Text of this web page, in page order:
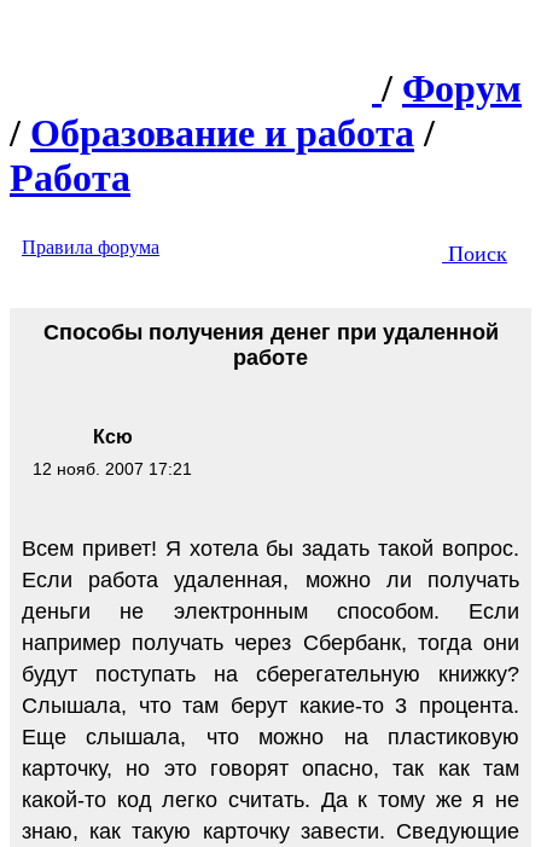
/ Форум
/ Образование и работа /
Работа
Правила форума Поиск
Ксю
12 нояб. 2007 17:21
Способы получения денег при удаленной
работе
Всем привет! Я хотела бы задать такой вопрос.
Если работа удаленная, можно ли получать
деньги не электронным способом. Если
например получать через Сбербанк, тогда они
будут поступать на сберегательную книжку?
Слышала, что там берут какие-то 3 процента.
Еще слышала, что можно на пластиковую
карточку, но это говорят опасно, так как там
какой-то код легко считать. Да к тому же я не
знаю, как такую карточку завести. Сведующие